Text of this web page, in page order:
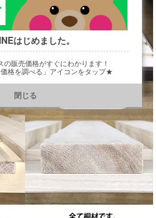
はじめました。
の販売価格がすぐにわかります！
格を調べる」アイコンをタップ★
R/ti/p/@901ptzjz
閉じる